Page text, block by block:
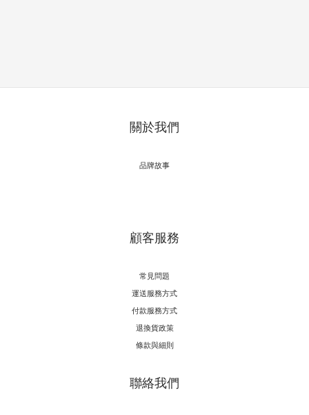
關於我們
品牌故事
顧客服務
常見問題
運送服務方式
付款服務方式
退換貨政策
條款與細則
聯絡我們